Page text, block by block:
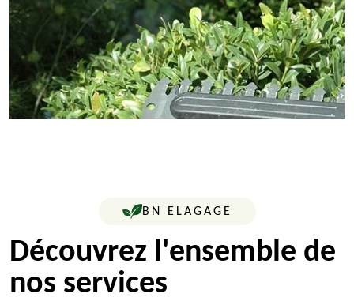
BN ELAGAGE
Découvrez l'ensemble de
nos services